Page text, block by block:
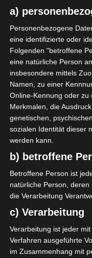
Ich
Meine
strahlen
lassen
Im
ich es
a)
Personenbezogene
eine identifizierte oder
Folgenden "betroffene
eine natürliche Person
insbesondere mittels
Namen, zu einer
Online-Kennung oder
Merkmalen, die
genetischen,
sozialen Identität dieser
werden kann.
b) betroffene
Betroffene Person ist
natürliche Person,
die Verarbeitung
c) Verarbeitung
Verarbeitung ist jeder
Verfahren ausgeführte
im Zusammenhang mit